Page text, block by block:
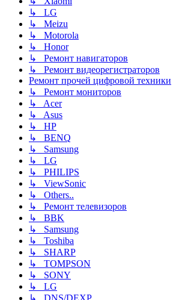
↳ LG
↳ Meizu
↳ Motorola
↳ Honor
↳ Ремонт навигаторов
↳ Ремонт видеорегистраторов
Ремонт прочей цифровой техники
↳ Ремонт мониторов
↳ Acer
↳ Asus
↳ HP
↳ BENQ
↳ Samsung
↳ LG
↳ PHILIPS
↳ ViewSonic
↳ Others..
↳ Ремонт телевизоров
↳ BBK
↳ Samsung
↳ Toshiba
↳ SHARP
↳ TOMPSON
↳ SONY
↳ LG